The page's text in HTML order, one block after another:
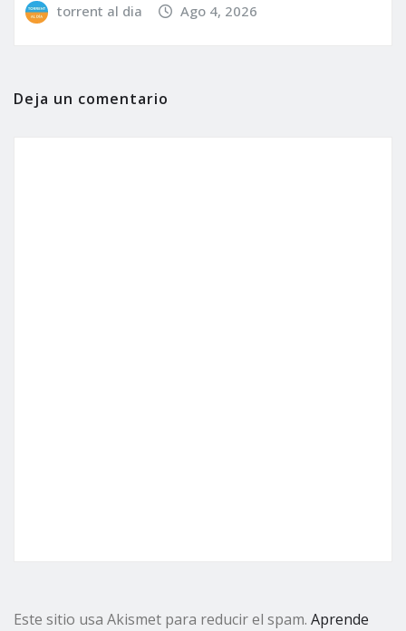
torrent al dia Ago 4, 2026
Deja un comentario
Este sitio usa Akismet para reducir el spam. Aprende